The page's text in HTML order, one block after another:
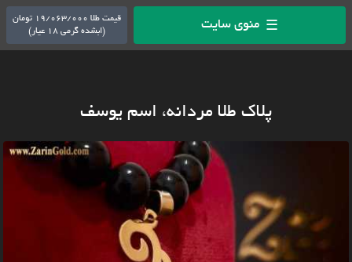
☰ منوی سایت
قیمت طلا 19/063/000 تومان
(ابشده گرمی 18 عیار)
پلاک طلا مردانه، اسم یوسف